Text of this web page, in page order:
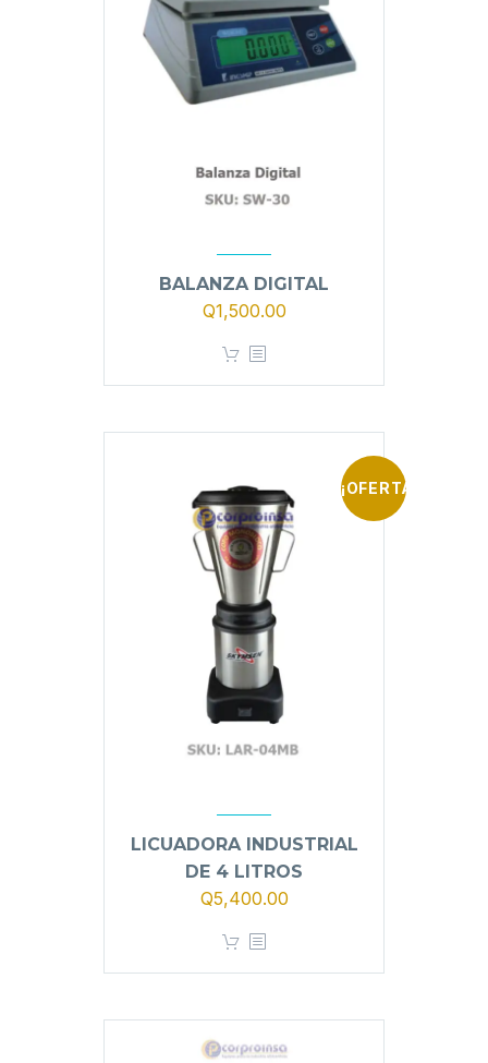
BALANZA DIGITAL
Q1,500.00
¡OFERTA!
LICUADORA INDUSTRIAL
DE 4 LITROS
El
original
era:
Q5,400.00El
es: